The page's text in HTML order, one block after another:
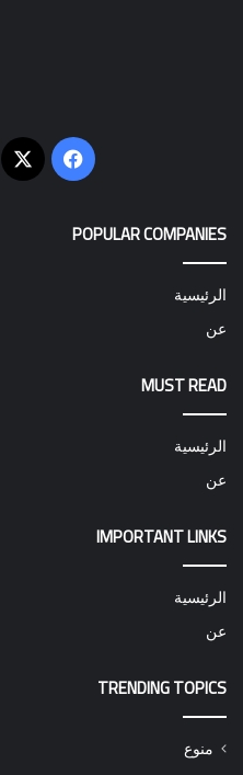
فيسبوك
‫X
POPULAR COMPANIES
الرئيسية
عن
MUST READ
الرئيسية
عن
IMPORTANT LINKS
الرئيسية
عن
TRENDING TOPICS
منوع